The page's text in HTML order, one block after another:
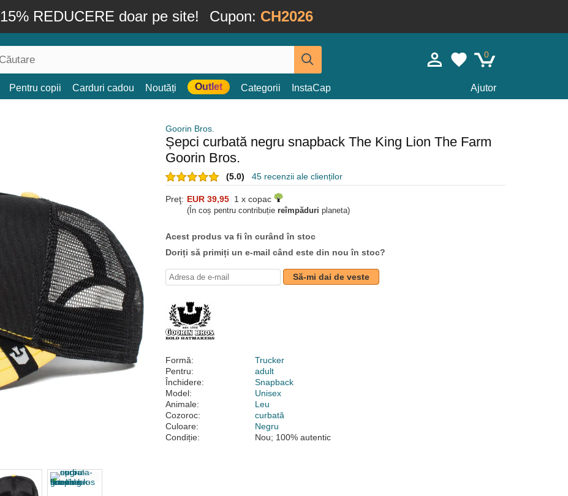
15% REDUCERE doar pe site! Cupon: CH2026
0
Pentru copii Carduri cadou Noutăți Outlet Categorii InstaCap Ajutor
Goorin Bros.
Șepci curbată negru snapback The King Lion The Farm
Goorin Bros.
(5.0) 45 recenzii ale clienților
Preţ: EUR 39,95 1 x copac
(În coș pentru contribuție reîmpăduri planeta)
Acest produs va fi în curând în stoc
Doriți să primiți un e-mail când este din nou în stoc?
Să-mi dai de veste
Formă:
Trucker
Pentru:
adult
Închidere:
Snapback
Model:
Unisex
Animale:
Leu
Cozoroc:
curbată
Culoare:
Negru
Condiție:
Nou; 100% autentic